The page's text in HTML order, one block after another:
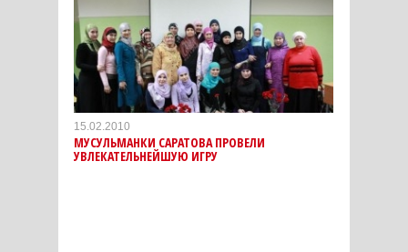
15.02.2010
МУСУЛЬМАНКИ САРАТОВА ПРОВЕЛИ
УВЛЕКАТЕЛЬНЕЙШУЮ ИГРУ